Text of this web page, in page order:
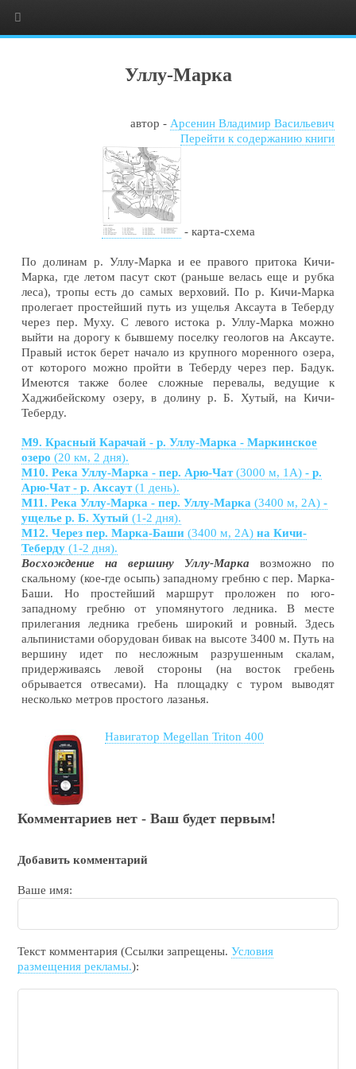
Уллу-Марка
автор - Арсенин Владимир Васильевич
Перейти к содержанию книги
- карта-схема
По долинам р. Уллу-Марка и ее правого притока Кичи-
Марка, где летом пасут скот (раньше велась еще и рубка
леса), тропы есть до самых верховий. По р. Кичи-Марка
пролегает простейший путь из ущелья Аксаута в Теберду
через пер. Муху. С левого истока р. Уллу-Марка можно
выйти на дорогу к бывшему поселку геологов на Аксауте.
Правый исток берет начало из крупного моренного озера,
от которого можно пройти в Теберду через пер. Бадук.
Имеются также более сложные перевалы, ведущие к
Хаджибейскому озеру, в долину р. Б. Хутый, на Кичи-
Теберду.
М9. Красный Карачай - р. Уллу-Марка - Маркинское
озеро(20 км, 2 дня).
М10. Река Уллу-Марка - пер. Арю-Чат(3000 м, 1А)- р.
Арю-Чат - р. Аксаут(1 день).
М11. Река Уллу-Марка - пер. Уллу-Марка(3400 м, 2А)-
ущелье р. Б. Хутый(1-2 дня).
М12. Через пер. Марка-Баши(3400 м, 2А)на Кичи-
Теберду(1-2 дня).
Восхождение на вершину Уллу-Марка
возможно по
скальному (кое-где осыпь) западному гребню с пер. Марка-
Баши. Но простейший маршрут проложен по юго-
западному гребню от упомянутого ледника. В месте
прилегания ледника гребень широкий и ровный. Здесь
альпинистами оборудован бивак на высоте 3400 м. Путь на
вершину идет по несложным разрушенным скалам,
придерживаясь левой стороны (на восток гребень
обрывается отвесами). На площадку с туром выводят
несколько метров простого лазанья.
Навигатор Megellan Triton 400
Комментариев нет - Ваш будет первым!
Добавить комментарий
Ваше имя:
Текст комментария (Ссылки запрещены.Условия
размещения рекламы.):